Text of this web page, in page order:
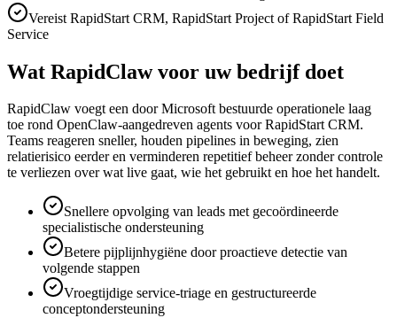
Vereist RapidStart CRM, RapidStart Project of RapidStart Field
Service
Wat RapidClaw voor uw bedrijf doet
RapidClaw voegt een door Microsoft bestuurde operationele laag
toe rond OpenClaw-aangedreven agents voor RapidStart CRM.
Teams reageren sneller, houden pipelines in beweging, zien
relatierisico eerder en verminderen repetitief beheer zonder controle
te verliezen over wat live gaat, wie het gebruikt en hoe het handelt.
Snellere opvolging van leads met gecoördineerde
specialistische ondersteuning
Betere pijplijnhygiëne door proactieve detectie van
volgende stappen
Vroegtijdige service-triage en gestructureerde
conceptondersteuning